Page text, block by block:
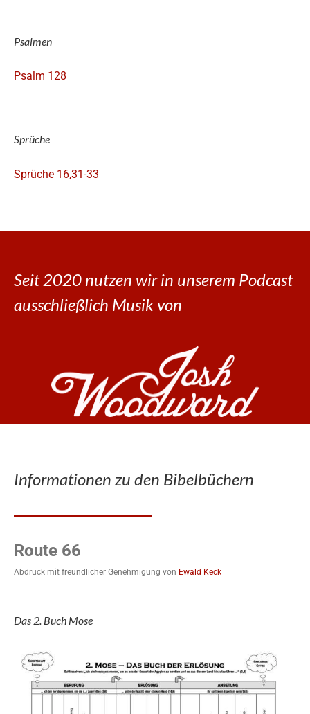
Psalmen
Psalm 128
Sprüche
Sprüche 16,31-33
Seit 2020 nutzen wir in unserem Podcast
ausschließlich Musik von
Informationen zu den Bibelbüchern
Route 66
Abdruck mit freundlicher Genehmigung von Ewald Keck
Das 2. Buch Mose